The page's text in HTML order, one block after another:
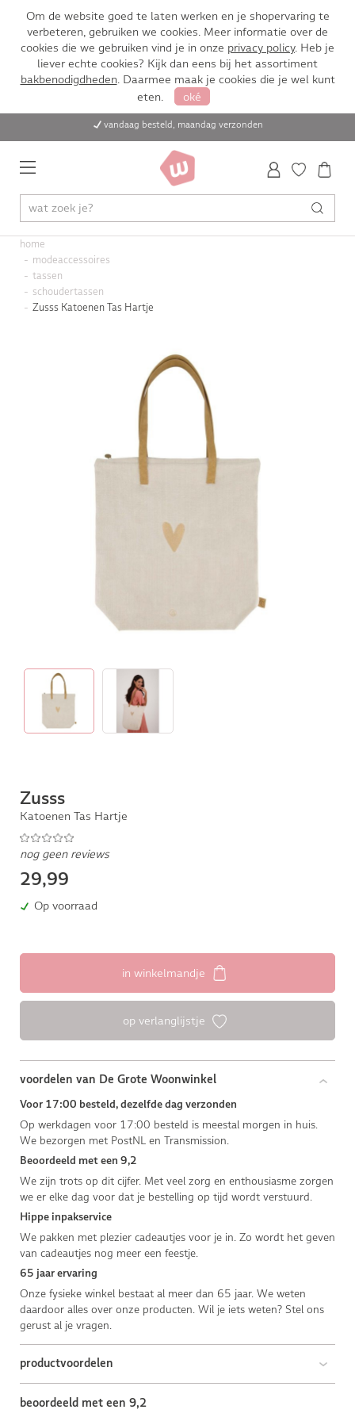
Om de website goed te laten werken en je shopervaring te
verbeteren, gebruiken we cookies. Meer informatie over de
cookies die we gebruiken vind je in onze privacy policy. Heb je
liever echte cookies? Kijk dan eens bij het assortiment
bakbenodigdheden. Daarmee maak je cookies die je wel kunt
eten.
oké
vandaag besteld, maandag verzonden
home
modeaccessoires
tassen
schoudertassen
Zusss Katoenen Tas Hartje
Zusss
Katoenen Tas Hartje
nog geen reviews
29,99
Op voorraad
in winkelmandje
op verlanglijstje
voordelen van De Grote Woonwinkel
Voor 17:00 besteld, dezelfde dag verzonden
Op werkdagen voor 17:00 besteld is meestal morgen in huis.
We bezorgen met PostNL en Transmission.
Beoordeeld met een 9,2
We zijn trots op dit cijfer. Met veel zorg en enthousiasme zorgen
we er elke dag voor dat je bestelling op tijd wordt verstuurd.
Hippe inpakservice
We pakken met plezier cadeautjes voor je in. Zo wordt het geven
van cadeautjes nog meer een feestje.
65 jaar ervaring
Onze fysieke winkel bestaat al meer dan 65 jaar. We weten
daardoor alles over onze producten. Wil je iets weten? Stel ons
gerust al je vragen.
productvoordelen
beoordeeld met een 9,2